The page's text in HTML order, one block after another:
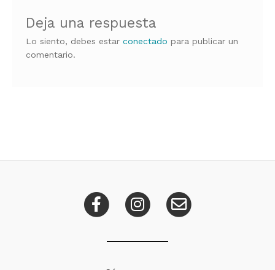
Deja una respuesta
Lo siento, debes estarconectado para publicar un
comentario.